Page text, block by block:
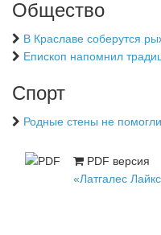
Общество
В Краславе соберутся
Епископ напомнил
Спорт
Родные стены не
PDF версия
«Латгалес